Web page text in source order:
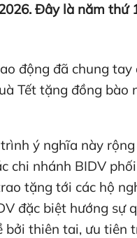
Đây là năm thứ
động đã chung
Tết tặng đồng bào
ý nghĩa này
chi nhánh BIDV
tặng tới các hộ
đặc biệt hướng sự
bởi thiên tai, ưu tiên